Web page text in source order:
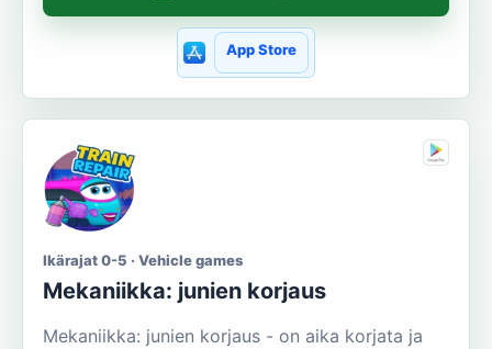
App Store
Ikärajat 0-5 · Vehicle games
Mekaniikka: junien korjaus
Mekaniikka: junien korjaus - on aika korjata ja